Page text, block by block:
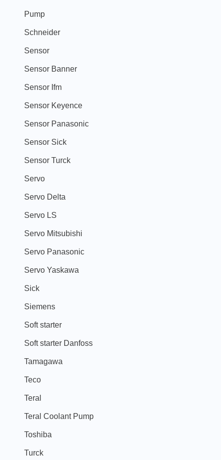
Pump
Schneider
Sensor
Sensor Banner
Sensor Ifm
Sensor Keyence
Sensor Panasonic
Sensor Sick
Sensor Turck
Servo
Servo Delta
Servo LS
Servo Mitsubishi
Servo Panasonic
Servo Yaskawa
Sick
Siemens
Soft starter
Soft starter Danfoss
Tamagawa
Teco
Teral
Teral Coolant Pump
Toshiba
Turck